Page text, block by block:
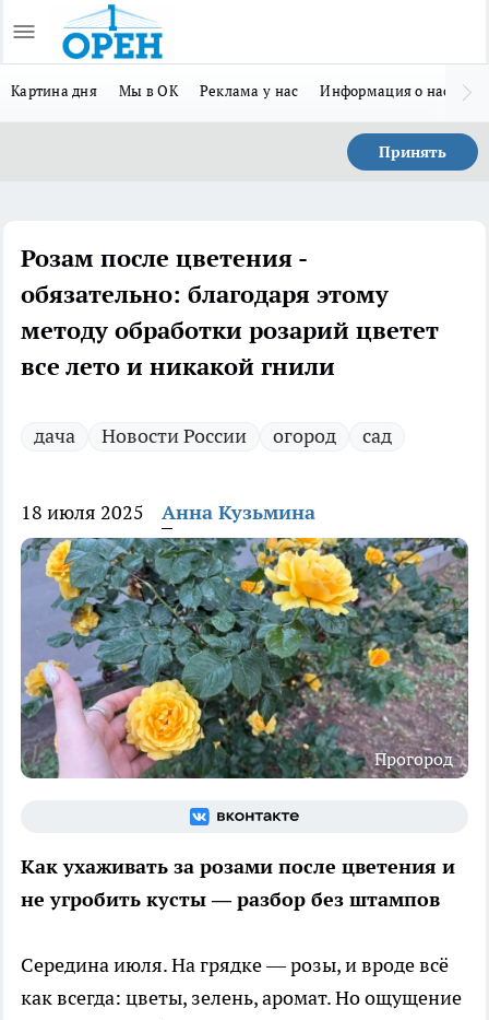
Картина дня Мы в ОК Реклама у нас Информация о нас
Принять
Розам после цветения -
обязательно: благодаря этому
методу обработки розарий цветет
все лето и никакой гнили
дача Новости России огород сад
18 июля 2025 Анна Кузьмина
Прогород
Как ухаживать за розами после цветения и
не угробить кусты — разбор без штампов
Середина июля. На грядке — розы, и вроде всё
как всегда: цветы, зелень, аромат. Но ощущение